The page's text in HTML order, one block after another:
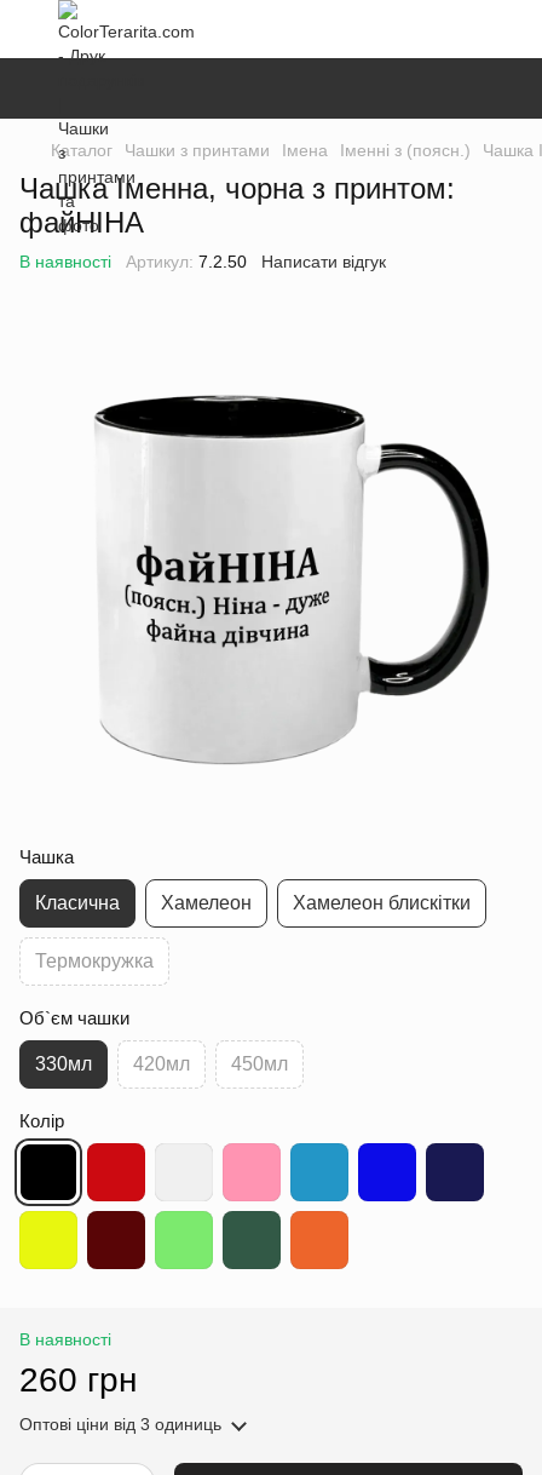
Каталог Чашки з принтами Імена Іменні з (поясн.) Чашка
Чашка Іменна, чорна з принтом:
файНІНА
В наявності Артикул: 7.2.50 Написати відгук
Чашка
Класична Хамелеон Хамелеон блискітки
Термокружка
Об`єм чашки
330мл 420мл 450мл
Колір
В наявності
260 грн
Оптові ціни від 3 одиниць